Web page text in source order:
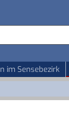
im Sensebezirk